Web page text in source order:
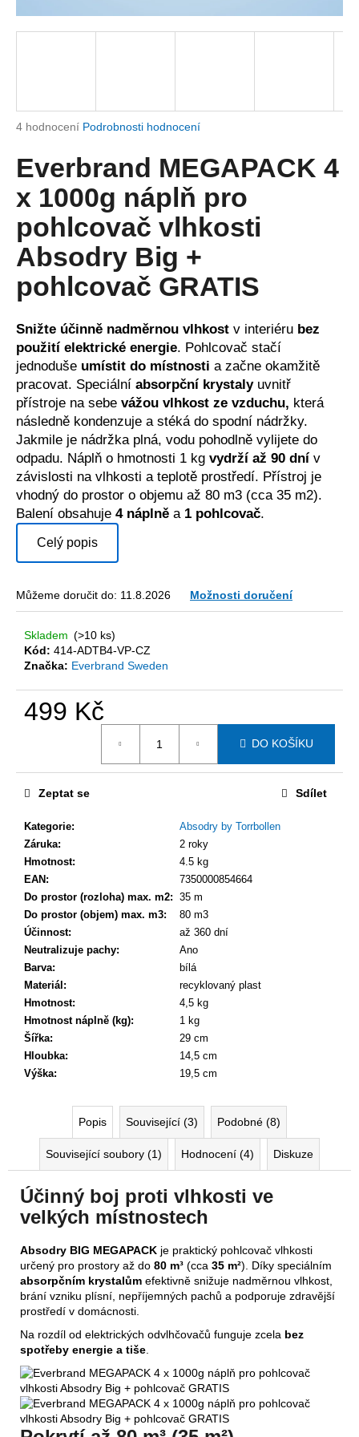
Průměrné
produktu
je
z
hvězdiček.
4 hodnocení Podrobnosti hodnocení
Everbrand MEGAPACK 4
x 1000g náplň pro
pohlcovač vlhkosti
Absodry Big +
pohlcovač GRATIS
Snižte účinně nadměrnou vlhkost v interiéru bez
použití elektrické energie. Pohlcovač stačí
jednoduše umístit do místnosti a začne okamžitě
pracovat. Speciální absorpční krystalyuvnitř
přístroje na sebe vážou vlhkost ze vzduchu, která
následně kondenzuje a stéká do spodní nádržky.
Jakmile je nádržka plná, vodu pohodlně vylijete do
odpadu. Náplň o hmotnosti 1 kg vydrží až 90 dní v
závislosti na vlhkosti a teplotě prostředí. Přístroj je
vhodný do prostor o objemu až 80 m3 (cca 35 m2).
Balení obsahuje 4 náplně a 1 pohlcovač.
Celý popis
Můžeme doručit do: 11.8.2026 Možnosti doručení
Skladem (>10 ks)
Kód: 414-ADTB4-VP-CZ
Značka: Everbrand Sweden
499 Kč
DO KOŠÍKU
Kategorie:
Absodry by Torrbollen
Záruka:
2 roky
Hmotnost:
4.5 kg
EAN:
7350000854664
Do prostor (rozloha) max. m2: 35 m
Do prostor (objem) max. m3:
80 m3
Účinnost:
až 360 dní
Neutralizuje pachy:
Ano
Barva:
bílá
Materiál:
recyklovaný plast
Hmotnost:
4,5 kg
Hmotnost náplně (kg):
1 kg
Šířka:
29 cm
Hloubka:
14,5 cm
Výška: 19,5 cm
Zeptat se Sdílet
Popis Související (3) Podobné (8)
Související soubory (1) Hodnocení (4) Diskuze
Účinný boj proti vlhkosti ve
velkých místnostech
Absodry BIG MEGAPACK je praktický pohlcovač vlhkosti
určený pro prostory až do 80 m³ (cca 35 m²). Díky speciálním
absorpčním krystalům efektivně snižuje nadměrnou vlhkost,
brání vzniku plísní, nepříjemných pachů a podporuje zdravější
prostředí v domácnosti.
Na rozdíl od elektrických odvlhčovačů funguje zcela bez
spotřeby energie a tiše.
a
HLEDAT
D
p
r
u
č
u
j
e
m
e